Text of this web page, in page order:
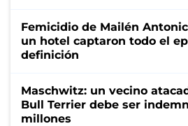
Femicidio de Mailén
un hotel captaron todo el
definición
Maschwitz: un vecino
Bull Terrier debe ser
millones